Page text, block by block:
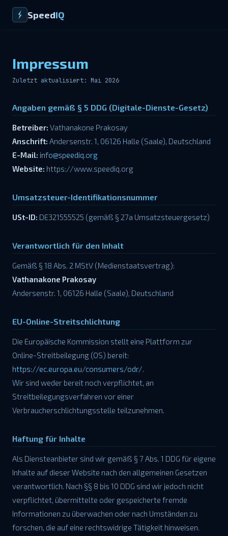
SpeedIQ
Impressum
Zuletzt aktualisiert: Mai 2026
Angaben gemäß § 5 DDG (Digitale-Dienste-Gesetz)
Betreiber: Vathanakone Prakosay
Anschrift: Andersenstr. 1, 06126 Halle (Saale), Deutschland
E-Mail: info@speediq.org
Website: https://www.speediq.org
Umsatzsteuer-Identifikationsnummer
USt-ID: DE321555525 (gemäß § 27a Umsatzsteuergesetz)
Verantwortlich für den Inhalt
Gemäß § 18 Abs. 2 MStV (Medienstaatsvertrag):
Vathanakone Prakosay
Andersenstr. 1, 06126 Halle (Saale), Deutschland
EU-Online-Streitschlichtung
Die Europäische Kommission stellt eine Plattform zur
Online-Streitbeilegung (OS) bereit:
https://ec.europa.eu/consumers/odr/.
Wir sind weder bereit noch verpflichtet, an
Streitbeilegungsverfahren vor einer
Verbraucherschlichtungsstelle teilzunehmen.
Haftung für Inhalte
Als Diensteanbieter sind wir gemäß § 7 Abs. 1 DDG für eigene
Inhalte auf dieser Website nach den allgemeinen Gesetzen
verantwortlich. Nach §§ 8 bis 10 DDG sind wir jedoch nicht
verpflichtet, übermittelte oder gespeicherte fremde
Informationen zu überwachen oder nach Umständen zu
forschen, die auf eine rechtswidrige Tätigkeit hinweisen.